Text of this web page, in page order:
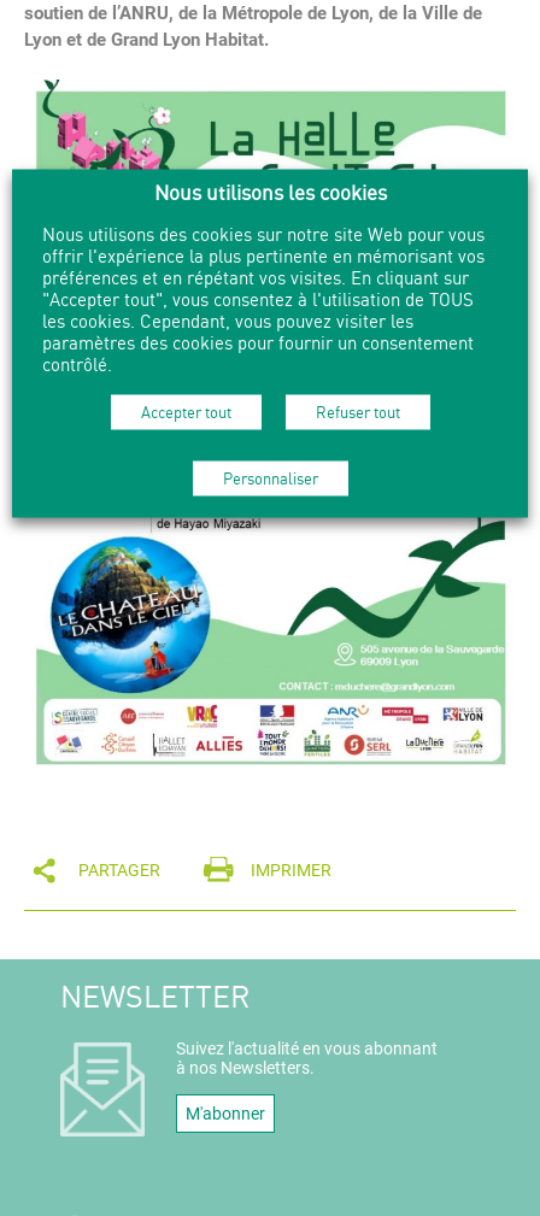
soutien de l’ANRU, de la Métropole de Lyon, de la Ville de
Lyon et de Grand Lyon Habitat.
PARTAGER IMPRIMER
NEWSLETTER
Suivez l'actualité en vous abonnant
à nos Newsletters.
M'abonner
Nous utilisons les cookies
Nous utilisons des cookies sur notre site Web pour vous
offrir l'expérience la plus pertinente en mémorisant vos
préférences et en répétant vos visites. En cliquant sur
"Accepter tout", vous consentez à l'utilisation de TOUS
les cookies. Cependant, vous pouvez visiter les
paramètres des cookies pour fournir un consentement
contrôlé.
Accepter tout Refuser tout
Personnaliser